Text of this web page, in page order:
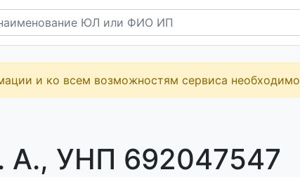
и ко всем возможностям сервиса необходимо
УНП 692047547